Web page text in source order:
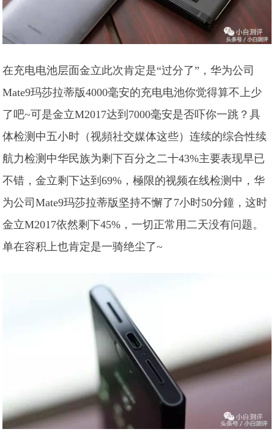
在充电电池层面金立此次肯定是“过分了”，华为公司
Mate9玛莎拉蒂版4000毫安的充电电池你觉得算不上少
了吧~可是金立M2017达到7000毫安是否吓你一跳？具
体检测中五小时（视頻社交媒体这些）连续的综合性续
航力检测中华民族为剩下百分之二十43%主要表现早已
不错，金立剩下达到69%，極限的视频在线检测中，华
为公司Mate9玛莎拉蒂版坚持不懈了7小时50分鐘，这时
金立M2017依然剩下45%，一切正常用二天没有问题。
单在容积上也肯定是一骑绝尘了~